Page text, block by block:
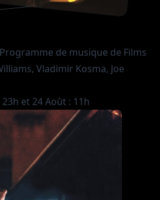
de musique de Films
Vladimir Kosma, Joe
et 24 Août : 11h